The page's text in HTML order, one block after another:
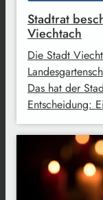
Stadtrat
Viechtach
Die Stadt
Das hat der
Entscheidung: